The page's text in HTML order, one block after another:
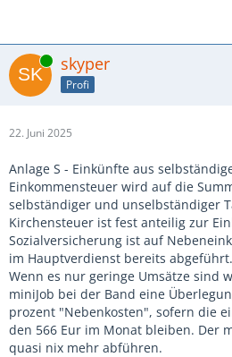
Online skyper
Profi
22. Juni 2025
Anlage S - Einkünfte aus
Einkommensteuer wird auf die
selbständiger und unselbständiger
Kirchensteuer ist fest anteilig zur
Sozialversicherung ist auf
im Hauptverdienst bereits abgeführt.
Wenn es nur geringe Umsätze sind
miniJob bei der Band eine
prozent "Nebenkosten", sofern die
den 566 Eur im Monat bleiben. Der
quasi nix mehr abführen.